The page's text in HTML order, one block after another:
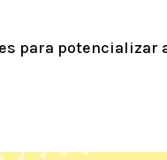
para potencializar